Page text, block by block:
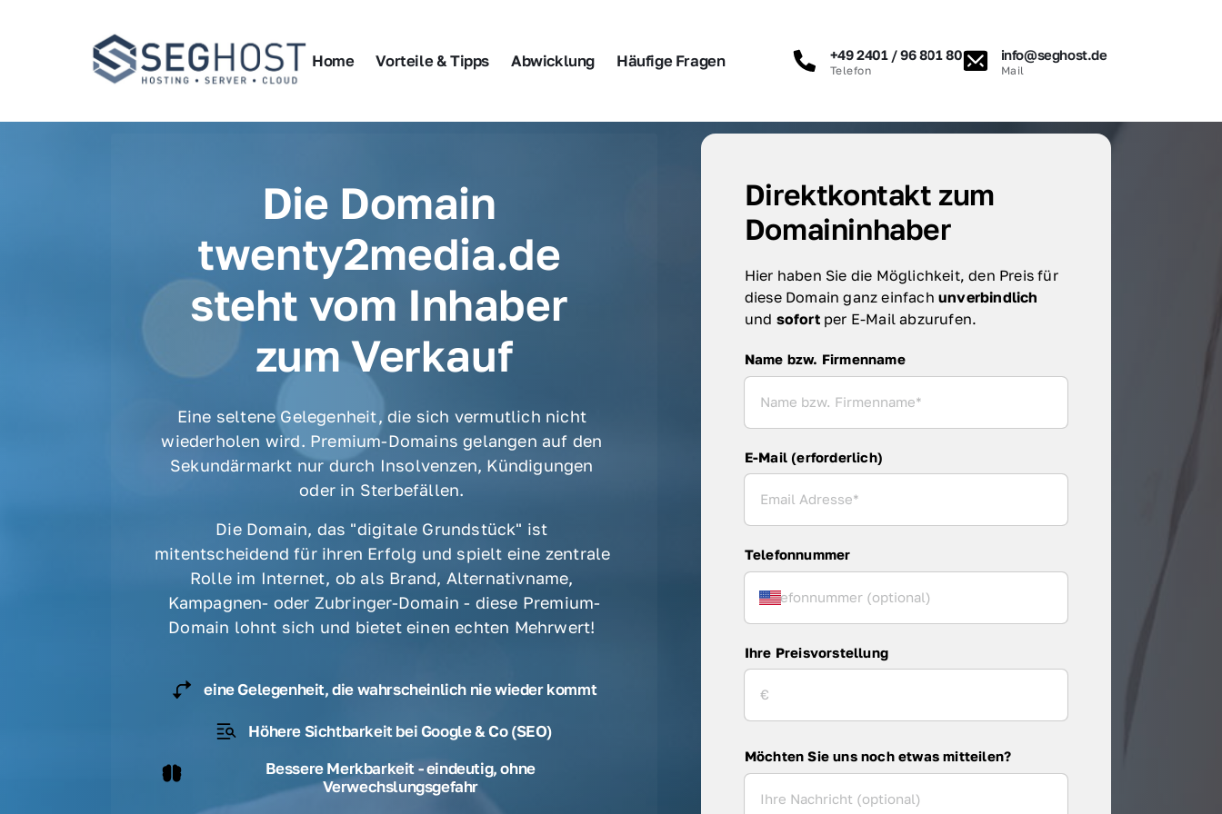
Home Vorteile & Tipps Abwicklung Häufige Fragen +49 2401 / 96 801 80
Telefon
info@seghost.de
Mail
Die Domain
twenty2media.de
steht vom Inhaber
zum Verkauf
Eine seltene Gelegenheit, die sich vermutlich nicht
wiederholen wird. Premium-Domains gelangen auf den
Sekundärmarkt nur durch Insolvenzen, Kündigungen
oder in Sterbefällen.
Die Domain, das "digitale Grundstück" ist
mitentscheidend für ihren Erfolg und spielt eine zentrale
Rolle im Internet, ob als Brand, Alternativname,
Kampagnen- oder Zubringer-Domain - diese Premium-
Domain lohnt sich und bietet einen echten Mehrwert!
eine Gelegenheit, die wahrscheinlich nie wieder kommt
Höhere Sichtbarkeit bei Google & Co (SEO)
Bessere Merkbarkeit - eindeutig, ohne
Verwechslungsgefahr
Direktkontakt zum
Domaininhaber
Hier haben Sie die Möglichkeit, den Preis für
diese Domain ganz einfach
und sofort per E-Mail abzurufen.
Name bzw. Firmenname
Name bzw. Firmenname
E-Mail (erforderlich)
Telefonnummer
Ihre Preisvorstellung
Möchten Sie uns noch etwas mitteilen?